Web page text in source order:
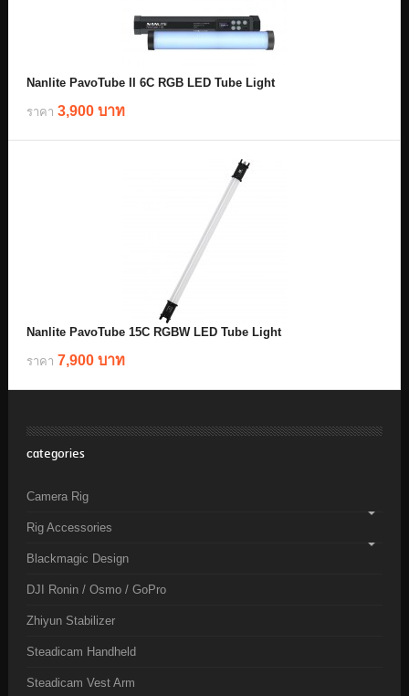
Nanlite PavoTube II 6C RGB LED Tube Light
ราคา 3,900 บาท
Nanlite PavoTube 15C RGBW LED Tube Light
ราคา 7,900 บาท
categories
Camera Rig
Rig Accessories
Blackmagic Design
DJI Ronin / Osmo / GoPro
Zhiyun Stabilizer
Steadicam Handheld
Steadicam Vest Arm